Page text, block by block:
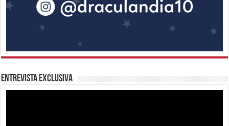
Entrevista Exclusiva